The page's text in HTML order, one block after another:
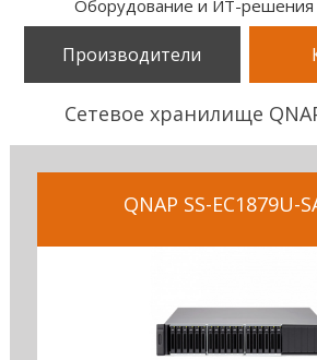
Оборудование и ИТ-решения
Производители
Сетевое хранилище
QNAP SS-EC1879U-